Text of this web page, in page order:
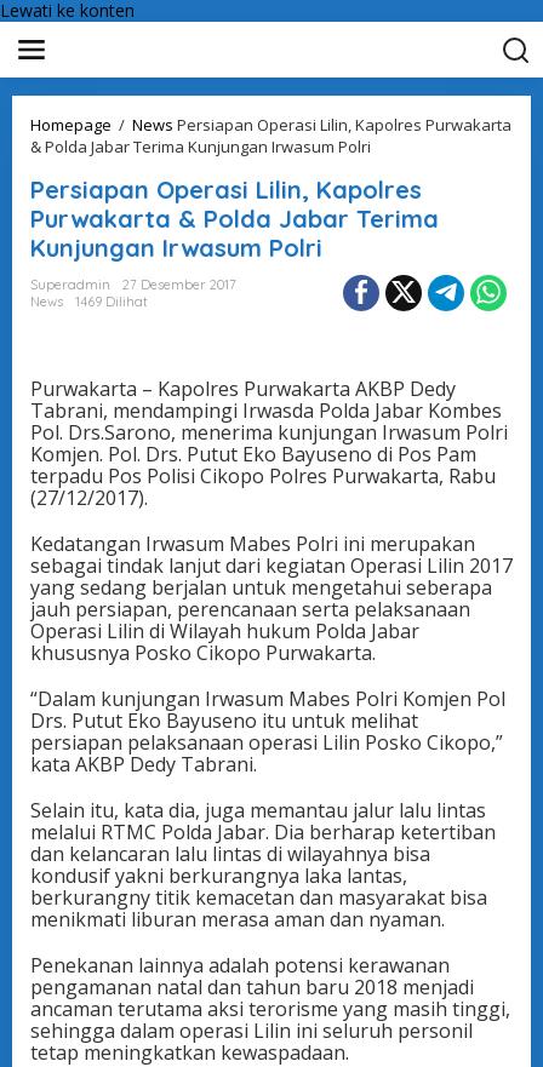
Lewati ke konten
Homepage / News Persiapan Operasi Lilin, Kapolres Purwakarta
& Polda Jabar Terima Kunjungan Irwasum Polri
Persiapan Operasi Lilin, Kapolres
Purwakarta & Polda Jabar Terima
Kunjungan Irwasum Polri
Superadmin
27 Desember 2017
News
1469 Dilihat
Purwakarta – Kapolres Purwakarta AKBP Dedy
Tabrani, mendampingi Irwasda Polda Jabar Kombes
Pol. Drs.Sarono, menerima kunjungan Irwasum Polri
Komjen. Pol. Drs. Putut Eko Bayuseno di Pos Pam
terpadu Pos Polisi Cikopo Polres Purwakarta, Rabu
(27/12/2017).
Kedatangan Irwasum Mabes Polri ini merupakan
sebagai tindak lanjut dari kegiatan Operasi Lilin 2017
yang sedang berjalan untuk mengetahui seberapa
jauh persiapan, perencanaan serta pelaksanaan
Operasi Lilin di Wilayah hukum Polda Jabar
khususnya Posko Cikopo Purwakarta.
“Dalam kunjungan Irwasum Mabes Polri Komjen Pol
Drs. Putut Eko Bayuseno itu untuk melihat
persiapan pelaksanaan operasi Lilin Posko Cikopo,”
kata AKBP Dedy Tabrani.
Selain itu, kata dia, juga memantau jalur lalu lintas
melalui RTMC Polda Jabar. Dia berharap ketertiban
dan kelancaran lalu lintas di wilayahnya bisa
kondusif yakni berkurangnya laka lantas,
berkurangny titik kemacetan dan masyarakat bisa
menikmati liburan merasa aman dan nyaman.
Penekanan lainnya adalah potensi kerawanan
pengamanan natal dan tahun baru 2018 menjadi
ancaman terutama aksi terorisme yang masih tinggi,
sehingga dalam operasi Lilin ini seluruh personil
tetap meningkatkan kewaspadaan.